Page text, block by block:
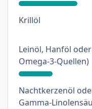
Krillöl: 0%
Leinöl, Hanföl
Omega-3-Quellen):
Nachtkerzenöl
Gamma-